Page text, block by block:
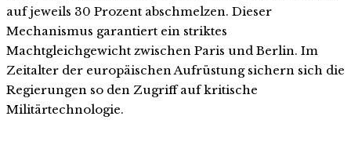
auf jeweils 30 Prozent abschmelzen. Dieser
Mechanismus garantiert ein striktes
Machtgleichgewicht zwischen Paris und Berlin. Im
Zeitalter der europäischen Aufrüstung sichern sich die
Regierungen so den Zugriff auf kritische
Militärtechnologie.